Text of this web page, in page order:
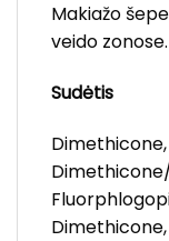
Makiažo
veido zonose.
Sudėtis
Dimethicone,